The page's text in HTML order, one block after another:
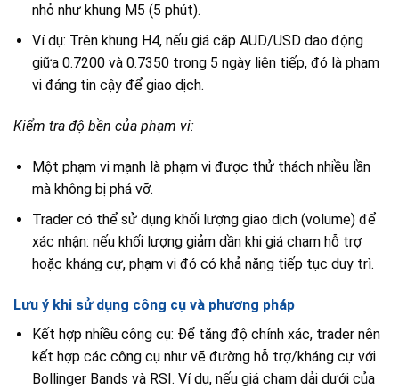
nhỏ như khung M5 (5 phút).
Ví dụ: Trên khung H4, nếu giá cặp AUD/USD dao động
giữa 0.7200 và 0.7350 trong 5 ngày liên tiếp, đó là phạm
vi đáng tin cậy để giao dịch.
Kiểm tra độ bền của phạm vi:
Một phạm vi mạnh là phạm vi được thử thách nhiều lần
mà không bị phá vỡ.
Trader có thể sử dụng khối lượng giao dịch (volume) để
xác nhận: nếu khối lượng giảm dần khi giá chạm hỗ trợ
hoặc kháng cự, phạm vi đó có khả năng tiếp tục duy trì.
Lưu ý khi sử dụng công cụ và phương pháp
Kết hợp nhiều công cụ: Để tăng độ chính xác, trader nên
kết hợp các công cụ như vẽ đường hỗ trợ/kháng cự với
Bollinger Bands và RSI. Ví dụ, nếu giá chạm dải dưới của